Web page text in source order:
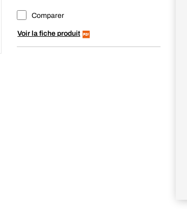
Comparer
Voir la fiche produit